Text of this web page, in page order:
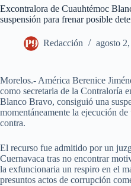
Excontralora de Cuauhtémoc
suspensión para frenar posible
Redacción agosto
Morelos.- América Berenice
como secretaria de la Contraloría
Blanco Bravo, consiguió una
momentáneamente la ejecución
contra.
El recurso fue admitido por un
Cuernavaca tras no encontrar
la exfuncionaria un respiro en el
presuntos actos de corrupción